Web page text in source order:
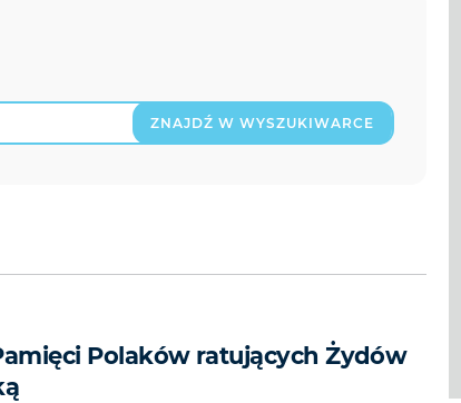
ZNAJDŹ W WYSZUKIWARCE
Polaków ratujących Żydów